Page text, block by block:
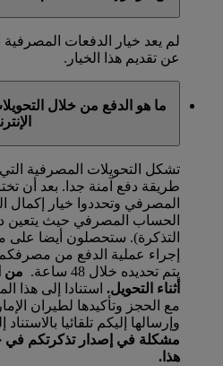
لم يعد خيار الدفعات المصرفية
عن تقديم هذا الخيار.
ما هو الدفع من خلال
تشكل التحويلات المصرفية التي
طريقة دفع آمنة جدا. بعد أن
المصرفي وتحددوا خيار
الحساب المصرفي حيث يتعين
التذكرة). ستحصلون أيضا على
إجراء عملية الدفع من
يتم تحديده خلال 48 ساعة.
من
أثناء التحويل. استنادا إلى هذا
مع الحجز وتأكيدها لطيران
وإرسالها إليكم تلقائيا بالاستناد
مشكلة في إصدار تذكرتكم في
هذا.